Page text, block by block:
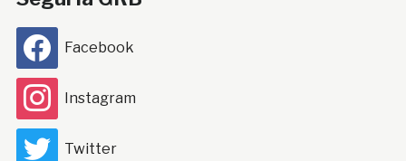
Facebook
Instagram
Twitter